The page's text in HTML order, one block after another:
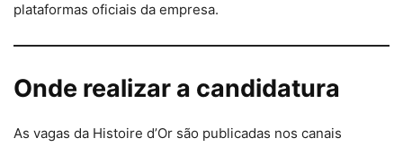
plataformas oficiais da empresa.
Onde realizar a candidatura
As vagas da Histoire d’Or são publicadas nos canais